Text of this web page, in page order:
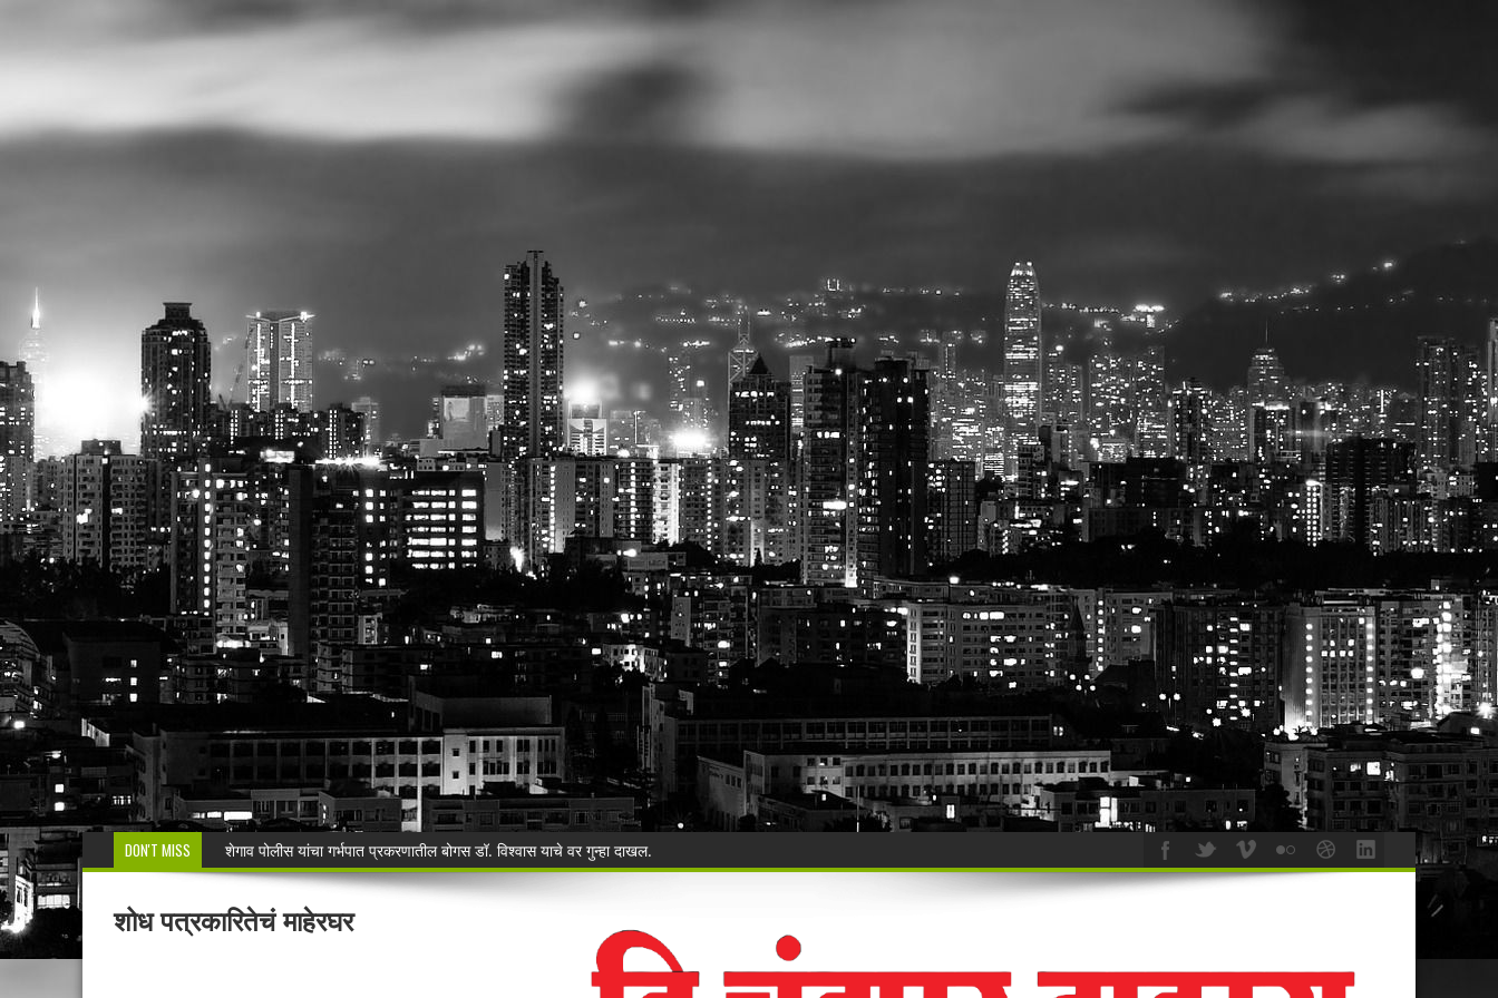
DON'T MISS
मनसेच्या तालुका अध्यक्षा कल्पना पोतर्लावार यांनी बेकायदेशीर ऑनलाइन लॉटरीविरोधात पोलिसांना निवेदन
वरोरा येथे कारगिल विजयदीन साजरा Kargil Vijay Deen celebrated in Warora
🚨 धडाकेबाज कारवाई! LCBच्या थरारक पाठलागानंतर ३५ गोवंशांची सुटका; २२.३५ लाखांचा मुद्देमाल जप्त
वाढदिवसाचा आनंद हिरवाईला अर्पण; रुपेश कुतरमारे यांचा वृक्षसंवर्धनाचा प्रेरणादायी संकल्प
शोध पत्रकारितेचं माहेरघर